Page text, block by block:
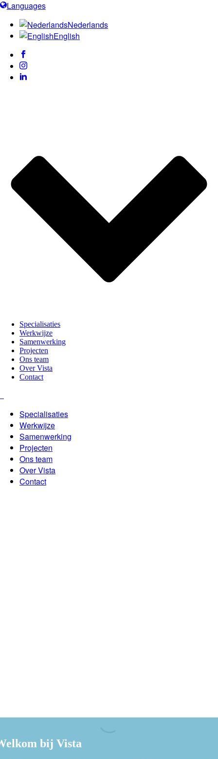
Languages
Nederlands
English
Specialisaties
Werkwijze
Samenwerking
Projecten
Ons team
Over Vista
Contact
Specialisaties
Werkwijze
Samenwerking
Projecten
Ons team
Over Vista
Contact
bij Vista